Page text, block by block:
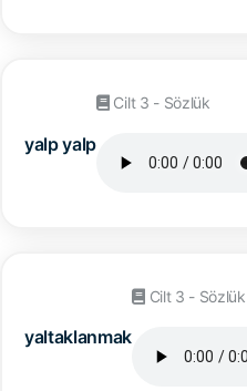
yalp yalp
Cilt 3 - Sözlük
yaltaklanmak
Cilt 3 - Sözlük